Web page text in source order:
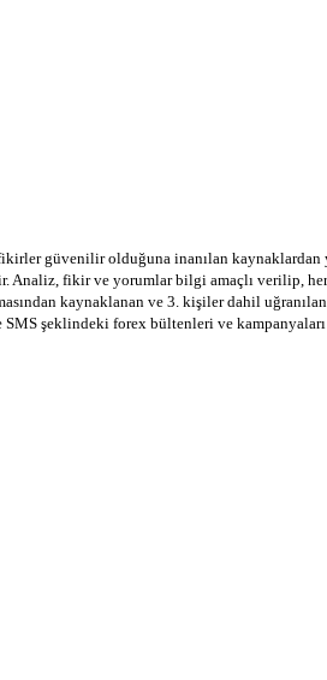
güvenilir olduğuna inanılan kaynaklardan
Analiz, fikir ve yorumlar bilgi amaçlı verilip,
kaynaklanan ve 3. kişiler dahil
şeklindeki forex bültenleri ve